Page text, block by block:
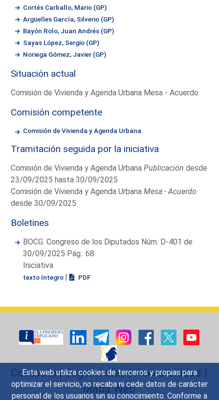
Esta web utiliza cookies de terceros y propias para
optimizar el servicio, no recaba ni cede datos de carácter
personal de los usuarios sin su conocimiento. Conforme a
Cortés Carballo, Mario (GP)
Argüelles García, Silverio (GP)
Bayón Rolo, Juan Andrés (GP)
Sayas López, Sergio (GP)
Noriega Gómez, Javier (GP)
Situación actual
Comisión de Vivienda y Agenda Urbana Mesa - Acuerdo
Comisión competente
Comisión de Vivienda y Agenda Urbana
Tramitación seguida por la iniciativa
Comisión de Vivienda y Agenda UrbanaPublicación desde
23/09/2025 hasta 30/09/2025
Comisión de Vivienda y Agenda UrbanaMesa - Acuerdo
desde 30/09/2025
Boletines
BOCG. Congreso de los Diputados Núm. D-401 de
30/09/2025 Pág.: 68
Iniciativa
texto íntegro | PDF
Contacto|Sugerencias|Accesibilidad |
Mapa Web